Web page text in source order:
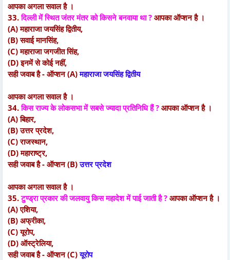
आपका अगला सवाल है ।
33.दिल्ली में स्थित जंतर मंतर को किसने बनवाया था ? आपका ऑप्शन है ।
(A) महाराजा जयसिंह द्वितीय,
(B) सवाई मानसिंह,
(C) महाराजा जगजीत सिंह,
(D) इनमें से कोई नहीं,
सही जवाब है - ऑप्शन (A)महाराजा जयसिंह द्वितीय
आपका अगला सवाल है ।
34.किस राज्य के लोकसभा में सबसे ज्यादा प्रतिनिधि हैं ? आपका ऑप्शन है ।
(A) बिहार,
(B) उत्तर प्रदेश,
(C) राजस्थान,
(D) महाराष्ट्र,
सही जवाब है - ऑप्शन (B)उत्तर प्रदेश
आपका अगला सवाल है ।
35.टुण्ड्रा प्रकार की जलवायु किस महादेश में पाई जाती है ? आपका ऑप्शन है ।
(A) एशिया,
(B) अफ्रीका,
(C) यूरोप,
(D) ऑस्ट्रेलिया,
सही जवाब है - ऑप्शन (C)यूरोप